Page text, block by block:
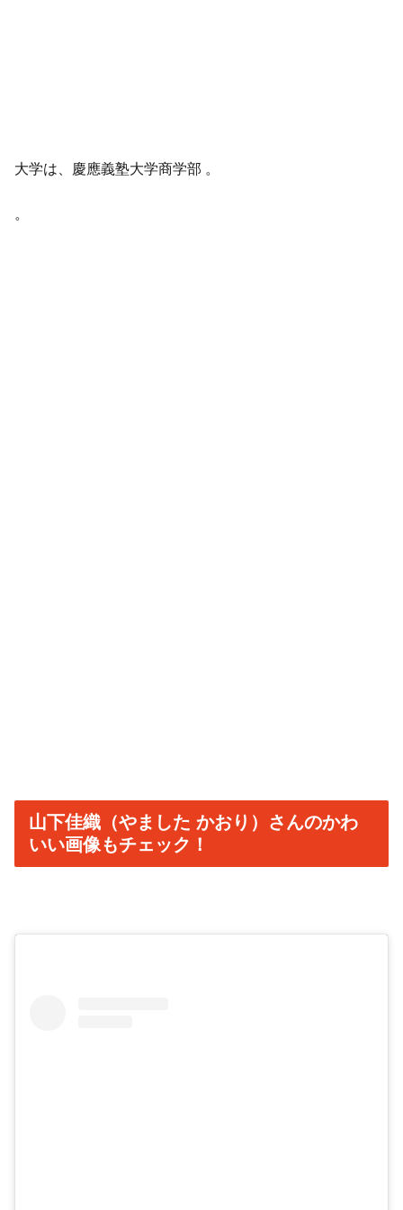
大学は、慶應義塾大学商学部 。
。
山下佳織（やました かおり）さんのかわ
いい画像もチェック！